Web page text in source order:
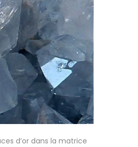
d’or dans la matrice